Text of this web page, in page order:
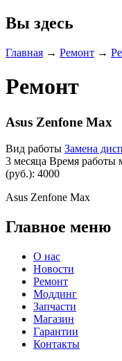
Вы здесь
Главная → Ремонт →
Ремонт
Asus Zenfone Max
Вид работы Замена
3 месяца Время работы
(руб.): 4000
Asus Zenfone Max
Главное меню
О нас
Новости
Ремонт
Моддинг
Запчасти
Магазин
Гарантии
Контакты